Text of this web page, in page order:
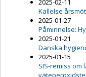
2025-02-11
Kallelse
2025-01-27
Påminnelse:
2025-01-21
Danska
2025-01-15
SIS-remiss om